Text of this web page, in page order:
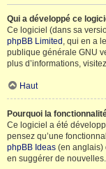
Qui a développé ce
Ce logiciel (dans sa
phpBB Limited , qui en a
publique générale GNU
plus d’informations,
Haut
Pourquoi la
Ce logiciel a été
pensez qu’une
phpBB Ideas (en anglais)
en suggérer de nouvelles.